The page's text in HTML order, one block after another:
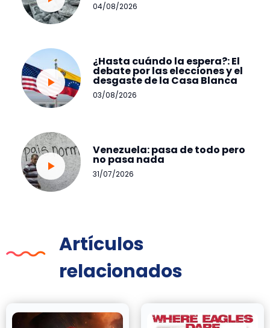
04/08/2026
¿Hasta cuándo la espera?: El
debate por las elecciones y el
desgaste de la Casa Blanca
03/08/2026
Venezuela: pasa de todo pero
no pasa nada
31/07/2026
Artículos
relacionados